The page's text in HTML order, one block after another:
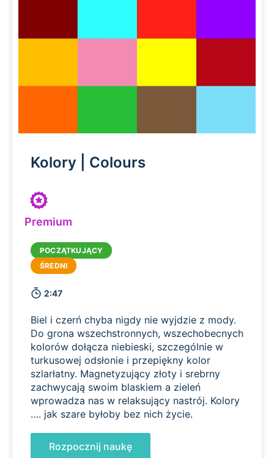
Kolory | Colours
Premium
2:47
Biel i czerń chyba nigdy nie wyjdzie z mody.
Do grona wszechstronnych, wszechobecnych
kolorów dołącza niebieski, szczególnie w
turkusowej odsłonie i przepiękny kolor
szlarłatny. Magnetyzujący złoty i srebrny
zachwycają swoim blaskiem a zieleń
wprowadza nas w relaksujący nastrój. Kolory
…. jak szare byłoby bez nich życie.
Rozpocznij naukę